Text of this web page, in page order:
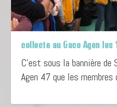
collecte au Gaco Agen les
C’est sous la bannière de
Agen 47 que les